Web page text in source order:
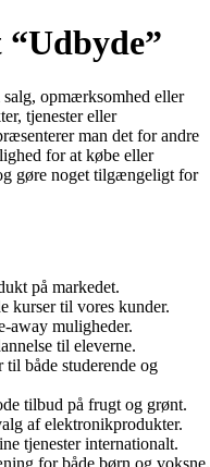
opmærksomhed eller
tjenester eller
man det for andre
for at købe eller
gøre noget tilgængeligt for
på markedet.
kurser til vores kunder.
away muligheder.
til eleverne.
både studerende og
tilbud på frugt og grønt.
af elektronikprodukter.
tjenester internationalt.
for både børn og voksne.